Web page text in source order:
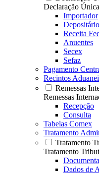
Declaração
Importador
Receita
Anuentes
Secex
Sefaz
Pagamento
Recintos
Remessas
Remessas
Recepção
Consulta
Tabelas Comex
Tratamento
Tratamento
Tratamento
Dados de